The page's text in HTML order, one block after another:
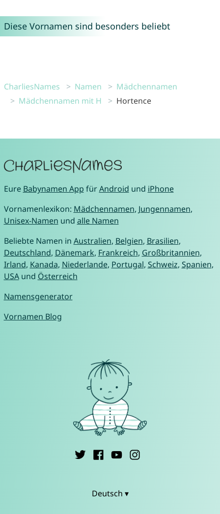
Diese Vornamen sind besonders beliebt
CharliesNames Namen
Mädchennamen
Mädchennamen mit H
Hortence
Eure Babynamen App fürAndroid und iPhone
Vornamenlexikon: Mädchennamen, Jungennamen,
Unisex-Namen und alle Namen
Beliebte Namen in Australien, Belgien, Brasilien,
Deutschland, Dänemark, Frankreich, Großbritannien,
Irland, Kanada, Niederlande, Portugal, Schweiz, Spanien,
USAund Österreich
Namensgenerator
Vornamen Blog
Deutsch ▾